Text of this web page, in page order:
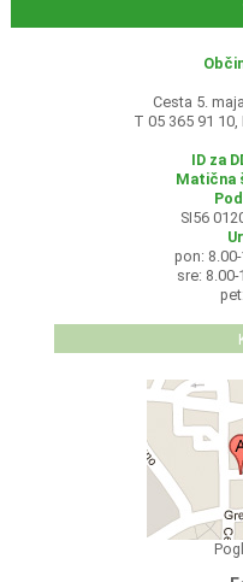
Cesta 5.
T 05 365 91 10,
ID za
Matična
SI56
pon:
sre: